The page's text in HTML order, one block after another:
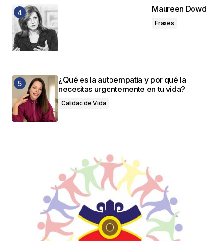
Maureen Dowd
Frases
¿Qué es la autoempatía y por qué la
necesitas urgentemente en tu vida?
Calidad de Vida